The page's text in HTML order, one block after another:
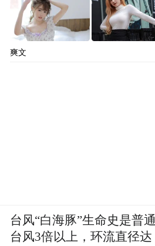
爽文
台风“白海豚”生命史是普通
台风3倍以上，环流直径达